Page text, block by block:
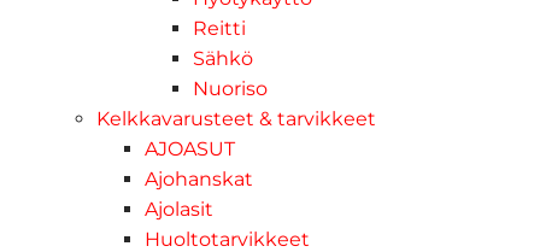
Reitti
Sähkö
Nuoriso
Kelkkavarusteet & tarvikkeet
AJOASUT
Ajohanskat
Ajolasit
Huoltotarvikkeet